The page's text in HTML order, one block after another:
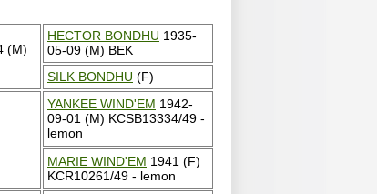
(M)
HECTOR BONDHU 1935-
05-09 (M) BEK
SILK BONDHU (F)
YANKEE WIND'EM 1942-
09-01 (M) KCSB13334/49 -
lemon
MARIE WIND'EM 1941 (F)
KCR10261/49 - lemon